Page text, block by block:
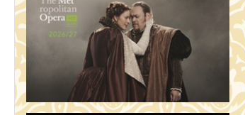
15:30 Díszterem
ODÜSSZEIA (16)
JEGYVÁSÁRLÁS
16:00 Törőcsik Mari terem
TALÁLKOZÁS A BUDDHÁVAL (12)
JEGYVÁSÁRLÁS
17:00 Fábri terem
MOMO (12)